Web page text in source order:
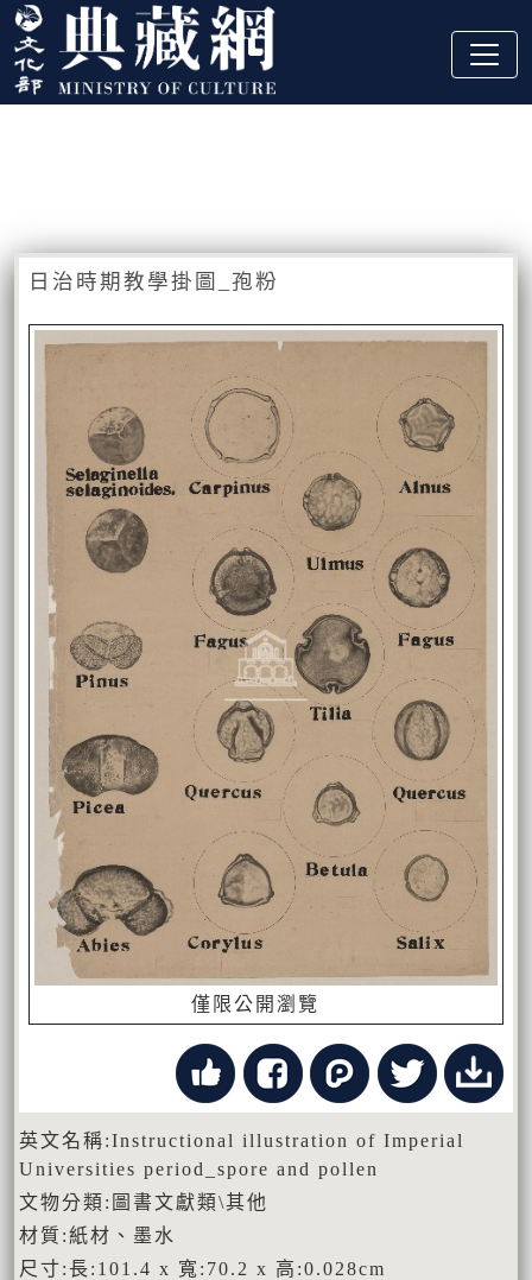
跳到主要內容
:::
日治時期教學掛圖_孢粉
僅限公開瀏覽
英文名稱:Instructional illustration of Imperial
Universities period_spore and pollen
文物分類:圖書文獻類\其他
材質:紙材、墨水
尺寸:長:101.4 x 寬:70.2 x 高:0.028cm